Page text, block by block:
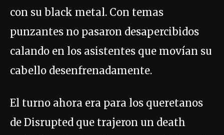
con su black metal. Con temas
punzantes no pasaron desapercibidos
calando en los asistentes que movían su
cabello desenfrenadamente.
El turno ahora era para los queretanos
de Disrupted que trajeron un death